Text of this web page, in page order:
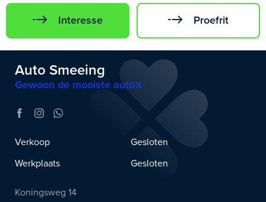
Interesse Proefrit
Auto Smeeing
Gewoon de mooiste auto’s
Verkoop
Gesloten
Werkplaats
Gesloten
Koningsweg 14